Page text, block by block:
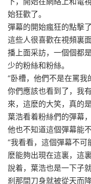
始狂歡了。
彈幕的開始瘋狂的點擊
這些人很喜歡在視頻裏
播上面采訪，一個個都
少的粉絲和粉絲。
“卧槽，他們不是在罵我
你們應該也看到了，我
來，這麽的大笑，真的
葉浩看着粉絲們的彈幕
他也不知道這個彈幕能
“我看看，這個彈幕不
麽能夠出現在這裏，這
說着，葉浩也是一下子
刹那間刀身就被從天而